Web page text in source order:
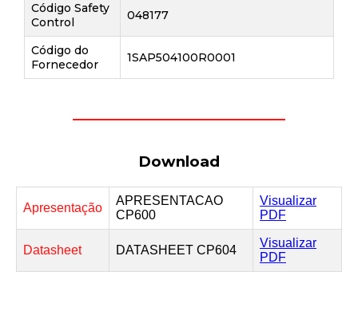
Código Safety
Control
048177
Código do
Fornecedor
1SAP504100R0001
Download
Apresentação
APRESENTACAO
CP600
Visualizar
PDF
Datasheet DATASHEET CP604
Visualizar
PDF